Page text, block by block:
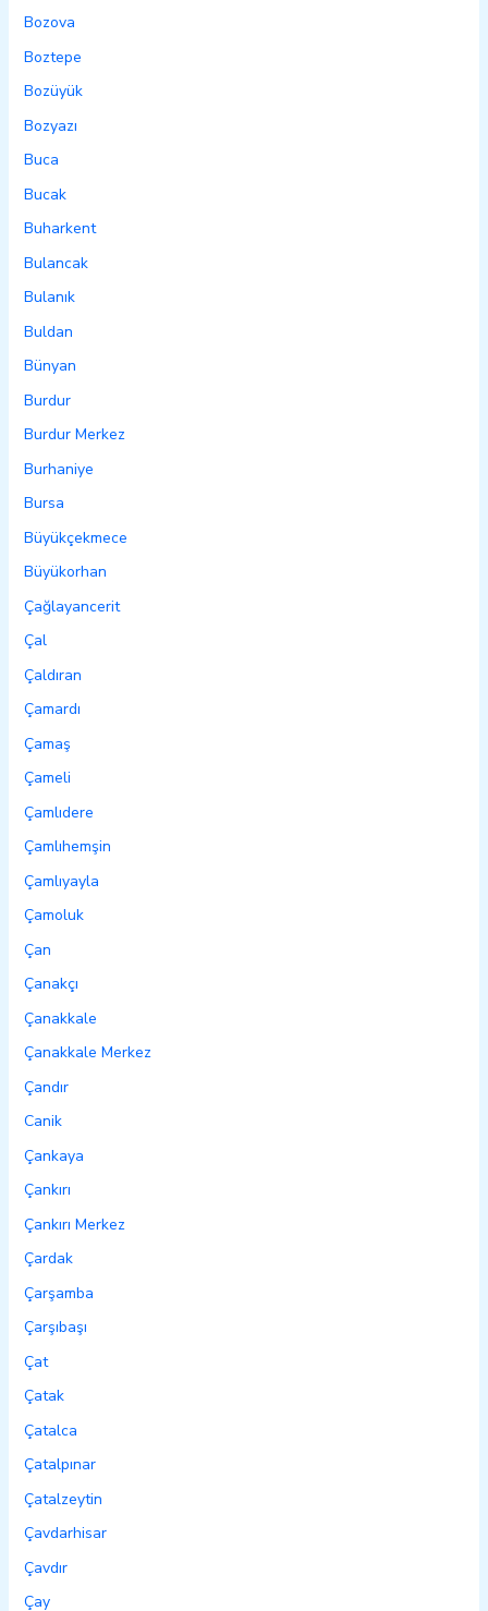
Bozova
Boztepe
Bozüyük
Bozyazı
Buca
Bucak
Buharkent
Bulancak
Bulanık
Buldan
Bünyan
Burdur
Burdur Merkez
Burhaniye
Bursa
Büyükçekmece
Büyükorhan
Çağlayancerit
Çal
Çaldıran
Çamardı
Çamaş
Çameli
Çamlıdere
Çamlıhemşin
Çamlıyayla
Çamoluk
Çan
Çanakçı
Çanakkale
Çanakkale Merkez
Çandır
Canik
Çankaya
Çankırı
Çankırı Merkez
Çardak
Çarşamba
Çarşıbaşı
Çat
Çatak
Çatalca
Çatalpınar
Çatalzeytin
Çavdarhisar
Çavdır
Çay